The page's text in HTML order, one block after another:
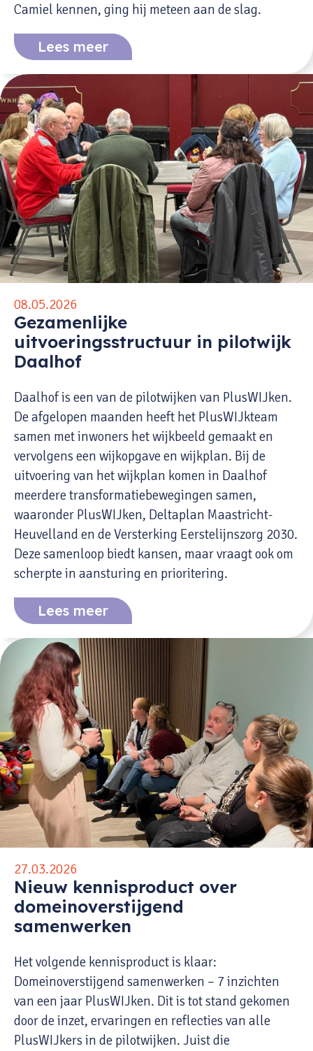
Camiel kennen, ging hij meteen aan de slag.
Lees meer
08.05.2026
Gezamenlijke
uitvoeringsstructuur in pilotwijk
Daalhof
Daalhof is een van de pilotwijken van PlusWIJken.
De afgelopen maanden heeft het PlusWIJkteam
samen met inwoners het wijkbeeld gemaakt en
vervolgens een wijkopgave en wijkplan. Bij de
uitvoering van het wijkplan komen in Daalhof
meerdere transformatiebewegingen samen,
waaronder PlusWIJken, Deltaplan Maastricht-
Heuvelland en de Versterking Eerstelijnszorg 2030.
Deze samenloop biedt kansen, maar vraagt ook om
scherpte in aansturing en prioritering.
Lees meer
27.03.2026
Nieuw kennisproduct over
domeinoverstijgend
samenwerken
Het volgende kennisproduct is klaar:
Domeinoverstijgend samenwerken – 7 inzichten
van een jaar PlusWIJken. Dit is tot stand gekomen
door de inzet, ervaringen en reflecties van alle
PlusWIJkers in de pilotwijken. Juist die